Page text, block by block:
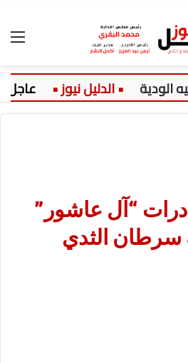
عاجل:
“آل عاشور”
سرطان الثدي